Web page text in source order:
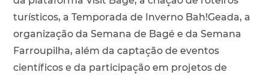
turísticos, a Temporada de Inverno Bah!Geada, a
organização da Semana de Bagé e da Semana
Farroupilha, além da captação de eventos
científicos e da participação em projetos de